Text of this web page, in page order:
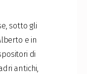
sotto gli
e in
di
antichi,